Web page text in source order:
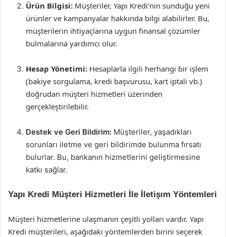
Ürün Bilgisi: Müşteriler, Yapı Kredi’nin sunduğu yeni
ürünler ve kampanyalar hakkında bilgi alabilirler. Bu,
müşterilerin ihtiyaçlarına uygun finansal çözümler
bulmalarına yardımcı olur.
Hesap Yönetimi: Hesaplarla ilgili herhangi bir işlem
(bakiye sorgulama, kredi başvurusu, kart iptali vb.)
doğrudan müşteri hizmetleri üzerinden
gerçekleştirilebilir.
Destek ve Geri Bildirim: Müşteriler, yaşadıkları
sorunları iletme ve geri bildirimde bulunma fırsatı
bulurlar. Bu, bankanın hizmetlerini geliştirmesine
katkı sağlar.
Yapı Kredi Müşteri Hizmetleri İle İletişım Yöntemleri
Müşteri hizmetlerine ulaşmanın çeşitli yolları vardır. Yapı
Kredi müşterileri, aşağıdaki yöntemlerden birini seçerek